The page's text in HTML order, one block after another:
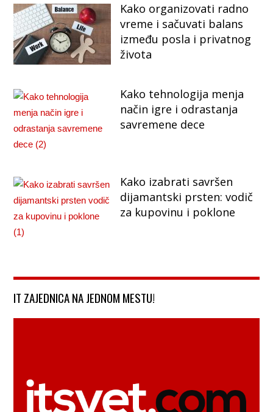
Kako organizovati radno
vreme i sačuvati balans
između posla i privatnog
života
Kako tehnologija menja
način igre i odrastanja
savremene dece
Kako izabrati savršen
dijamantski prsten: vodič
za kupovinu i poklone
IT ZAJEDNICA NA JEDNOM MESTU!